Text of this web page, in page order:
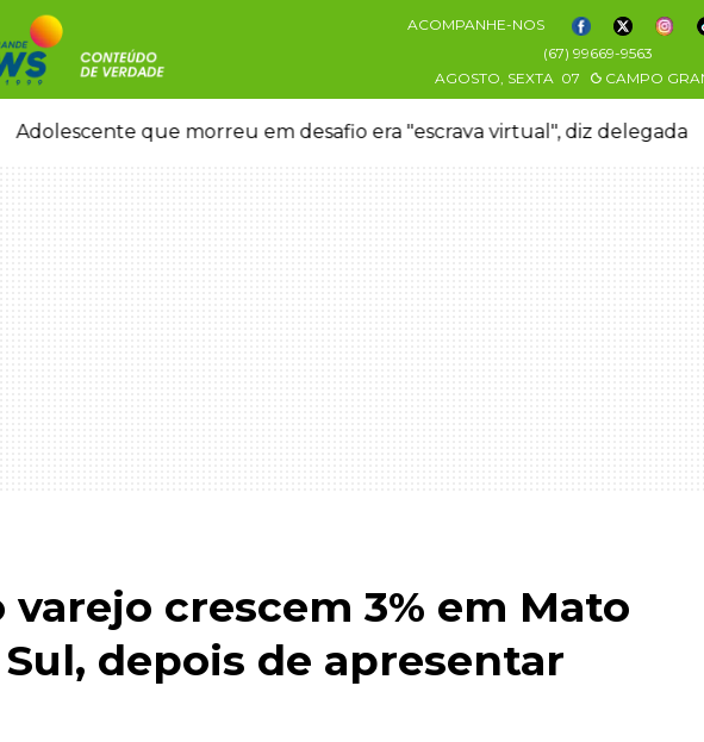
ACOMPANHE-NOS
(67) 99669-9563
AGOSTO, SEXTA 07 CAMPO
Adolescente que morreu em desafio era "escrava virtual", diz delegada
varejo crescem 3% em Mato
depois de apresentar